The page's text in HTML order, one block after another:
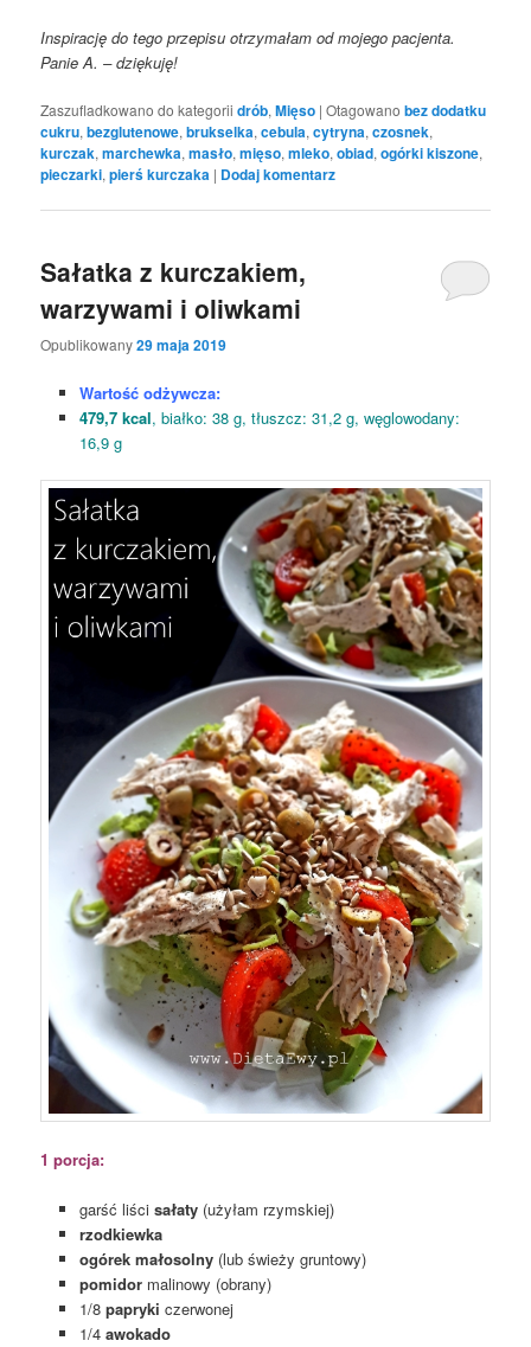
Inspirację do tego przepisu otrzymałam od mojego pacjenta.
Panie A. – dziękuję!
Zaszufladkowano do kategorii drób,Mięso |Otagowano bez dodatku
cukru,bezglutenowe,brukselka,cebula,cytryna,czosnek,
kurczak,marchewka,masło,mięso,mleko,obiad,ogórki kiszone,
pieczarki,pierś kurczaka | Dodaj komentarz
Sałatka z kurczakiem,
warzywami i oliwkami
Opublikowany29 maja 2019
Wartość odżywcza:
479,7 kcal, białko: 38 g, tłuszcz: 31,2 g, węglowodany:
16,9 g
1 porcja:
garść liścisałaty(użyłam rzymskiej)
rzodkiewka
ogórek małosolny(lub świeży gruntowy)
pomidormalinowy (obrany)
1/8 papryki czerwonej
1/4 awokado